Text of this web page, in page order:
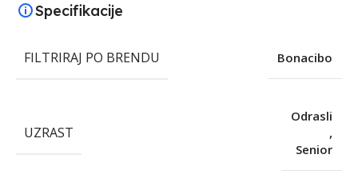
Specifikacije
FILTRIRAJ PO BRENDU Bonacibo
UZRAST
Odrasli
,
Senior